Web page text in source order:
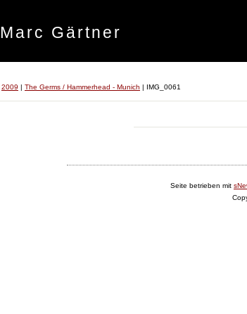
Marc Gärtner
2009 | The Germs / Hammerhead - Munich | IMG_0061
Seite betrieben mit